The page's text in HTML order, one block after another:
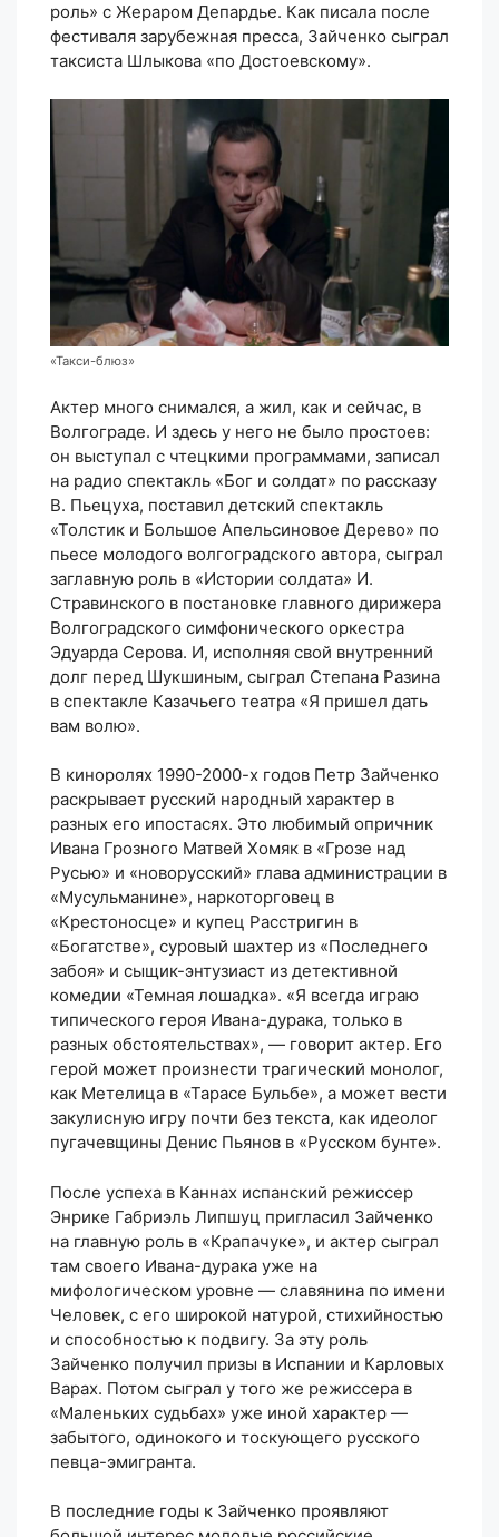
роль» с Жераром Депардье. Как писала после
фестиваля зарубежная пресса, Зайченко сыграл
таксиста Шлыкова «по Достоевскому».
«Такси-блюз»
Актер много снимался, а жил, как и сейчас, в
Волгограде. И здесь у него не было простоев:
он выступал с чтецкими программами, записал
на радио спектакль «Бог и солдат» по рассказу
В. Пьецуха, поставил детский спектакль
«Толстик и Большое Апельсиновое Дерево» по
пьесе молодого волгоградского автора, сыграл
заглавную роль в «Истории солдата» И.
Стравинского в постановке главного дирижера
Волгоградского симфонического оркестра
Эдуарда Серова. И, исполняя свой внутренний
долг перед Шукшиным, сыграл Степана Разина
в спектакле Казачьего театра «Я пришел дать
вам волю».
В киноролях 1990-2000-х годов Петр Зайченко
раскрывает русский народный характер в
разных его ипостасях. Это любимый опричник
Ивана Грозного Матвей Хомяк в «Грозе над
Русью» и «новорусский» глава администрации в
«Мусульманине», наркоторговец в
«Крестоносце» и купец Расстригин в
«Богатстве», суровый шахтер из «Последнего
забоя» и сыщик-энтузиаст из детективной
комедии «Темная лошадка». «Я всегда играю
типического героя Ивана-дурака, только в
разных обстоятельствах», — говорит актер. Его
герой может произнести трагический монолог,
как Метелица в «Тарасе Бульбе», а может вести
закулисную игру почти без текста, как идеолог
пугачевщины Денис Пьянов в «Русском бунте».
После успеха в Каннах испанский режиссер
Энрике Габриэль Липшуц пригласил Зайченко
на главную роль в «Крапачуке», и актер сыграл
там своего Ивана-дурака уже на
мифологическом уровне — славянина по имени
Человек, с его широкой натурой, стихийностью
и способностью к подвигу. За эту роль
Зайченко получил призы в Испании и Карловых
Варах. Потом сыграл у того же режиссера в
«Маленьких судьбах» уже иной характер —
забытого, одинокого и тоскующего русского
певца-эмигранта.
В последние годы к Зайченко проявляют